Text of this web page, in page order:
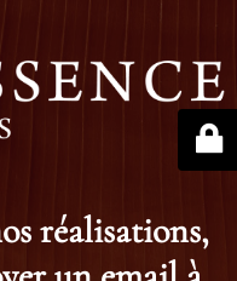
réalisations,